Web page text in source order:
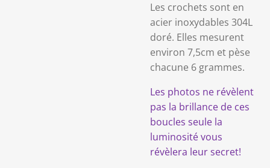
Les crochets sont en
acier inoxydables 304L
doré. Elles mesurent
environ 7,5cm et pèse
chacune 6 grammes.
Les photos ne révèlent
pas la brillance de ces
boucles seule la
luminosité vous
révèlera leur secret!